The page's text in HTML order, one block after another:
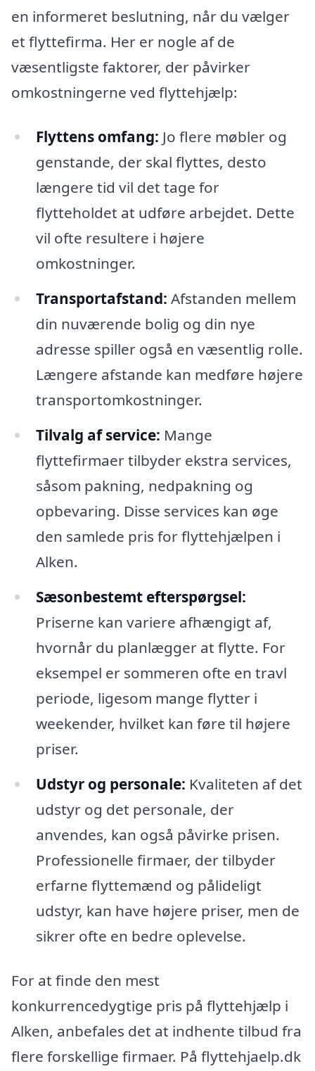
en informeret beslutning, når du vælger
et flyttefirma. Her er nogle af de
væsentligste faktorer, der påvirker
omkostningerne ved flyttehjælp:
Flyttens omfang: Jo flere møbler og
genstande, der skal flyttes, desto
længere tid vil det tage for
flytteholdet at udføre arbejdet. Dette
vil ofte resultere i højere
omkostninger.
Transportafstand: Afstanden mellem
din nuværende bolig og din nye
adresse spiller også en væsentlig rolle.
Længere afstande kan medføre højere
transportomkostninger.
Tilvalg af service: Mange
flyttefirmaer tilbyder ekstra services,
såsom pakning, nedpakning og
opbevaring. Disse services kan øge
den samlede pris for flyttehjælpen i
Alken.
Sæsonbestemt efterspørgsel:
Priserne kan variere afhængigt af,
hvornår du planlægger at flytte. For
eksempel er sommeren ofte en travl
periode, ligesom mange flytter i
weekender, hvilket kan føre til højere
priser.
Udstyr og personale: Kvaliteten af det
udstyr og det personale, der
anvendes, kan også påvirke prisen.
Professionelle firmaer, der tilbyder
erfarne flyttemænd og pålideligt
udstyr, kan have højere priser, men de
sikrer ofte en bedre oplevelse.
For at finde den mest
konkurrencedygtige pris på flyttehjælp i
Alken, anbefales det at indhente tilbud fra
flere forskellige firmaer. På flyttehjaelp.dk